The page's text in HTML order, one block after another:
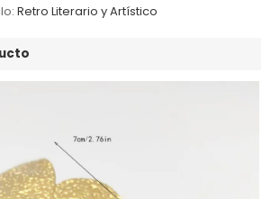
Retro Literario y Artístico